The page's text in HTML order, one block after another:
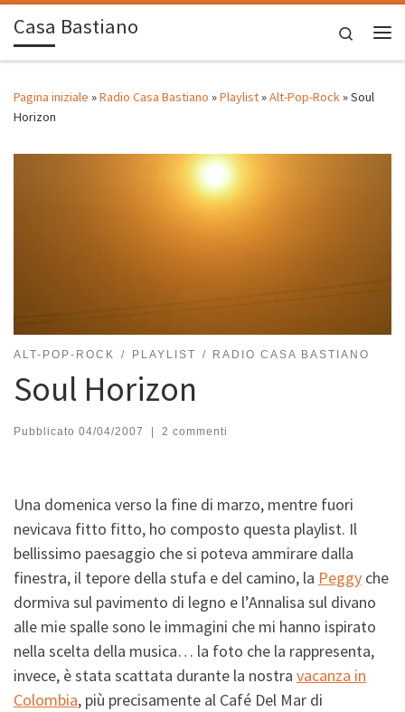
Passa al contenuto
Casa Bastiano
Search
Pagina iniziale »Radio Casa Bastiano »Playlist»Alt-Pop-Rock»Soul
Horizon
ALT-POP-ROCK PLAYLIST RADIO CASA BASTIANO
Soul Horizon
Pubblicato 04/04/2007 2 commenti
Una domenica verso la fine di marzo, mentre fuori
nevicava fitto fitto, ho composto questa playlist. Il
bellissimo paesaggio che si poteva ammirare dalla
finestra, il tepore della stufa e del camino, la Peggy che
dormiva sul pavimento di legno e l’Annalisa sul divano
alle mie spalle sono le immagini che mi hanno ispirato
nella scelta della musica… la foto che la rappresenta,
invece, è stata scattata durante la nostra vacanza in
Colombia, più precisamente al Café Del Mar di